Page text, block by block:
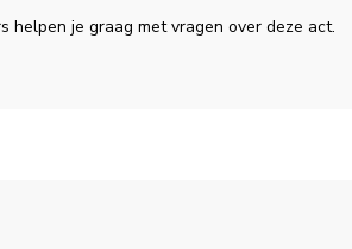
helpen je graag met vragen over deze act.